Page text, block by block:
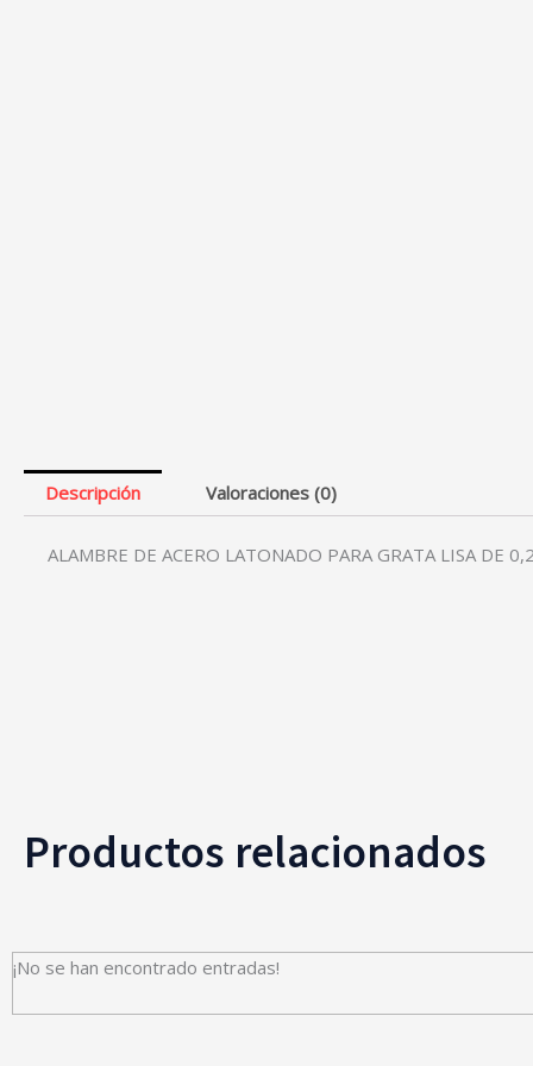
Descripción Valoraciones (0)
ALAMBRE DE ACERO LATONADO PARA GRATA LISA DE
Productos relacionados
¡No se han encontrado entradas!